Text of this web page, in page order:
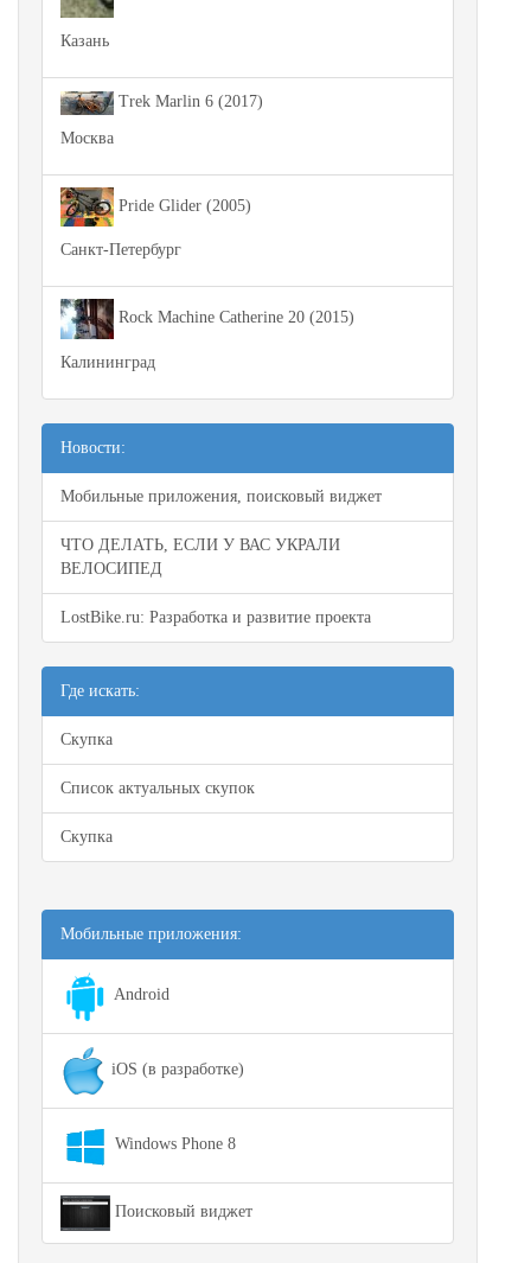
Казань
Trek Marlin 6 (2017)
Москва
Pride Glider (2005)
Санкт-Петербург
Rock Machine Catherine 20 (2015)
Калининград
Новости:
Мобильные приложения, поисковый виджет
ЧТО ДЕЛАТЬ, ЕСЛИ У ВАС УКРАЛИ
ВЕЛОСИПЕД
LostBike.ru: Разработка и развитие проекта
Где искать:
Скупка
Список актуальных скупок
Скупка
Мобильные приложения:
Android
iOS (в разработке)
Windows Phone 8
Поисковый виджет